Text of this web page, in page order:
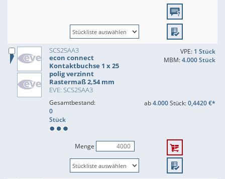
SCS25AA3
econ connect
Kontaktbuchse 1 x 25
polig verzinnt
Rastermaß 2,54 mm
EVE: SCS25AA3
VPE: 1 Stück
MBM:4.000 Stück
Gesamtbestand:
0
Stück
ab4.000Stück:0,4420 €*
Menge